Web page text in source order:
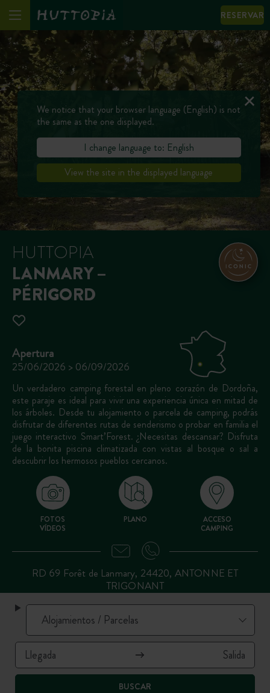
RESERVAR
BUSCAR
HUTTOPIA
LANMARY –
PÉRIGORD
Apertura
25/06/2026 > 06/09/2026
Un verdadero camping forestal en pleno corazón de Dordoña,
este paraje es ideal para vivir una experiencia única en mitad de
los árboles. Desde tu alojamiento o parcela de camping, podrás
disfrutar de diferentes rutas de senderismo o probar en familia el
juego interactivo Smart’Forest. ¿Necesitas descansar? Disfruta
de la bonita piscina climatizada con vistas al bosque o sal a
descubrir los hermosos pueblos cercanos.
FOTOS
VÍDEOS
PLANO
ACCESO
CAMPING
RD 69 Forêt de Lanmary, 24420, ANTONNE ET
TRIGONANT
We notice that your browser language (English) is not
the same as the one displayed.
I change language to: English
View the site in the displayed language